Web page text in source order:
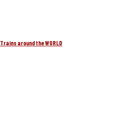
Trains around the WORLD